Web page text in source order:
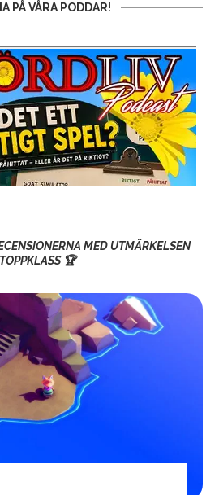
PÅ VÅRA PODDAR!
MED UTMÄRKELSEN
TOPPKLASS 🏆